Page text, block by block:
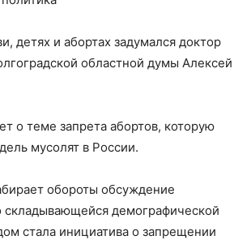
детях и абортах задумался доктор
областной думы Алексей
о теме запрета абортов, которую
мусолят в России.
обороты обсуждение
складывающейся демографической
стала инициатива о запрещении